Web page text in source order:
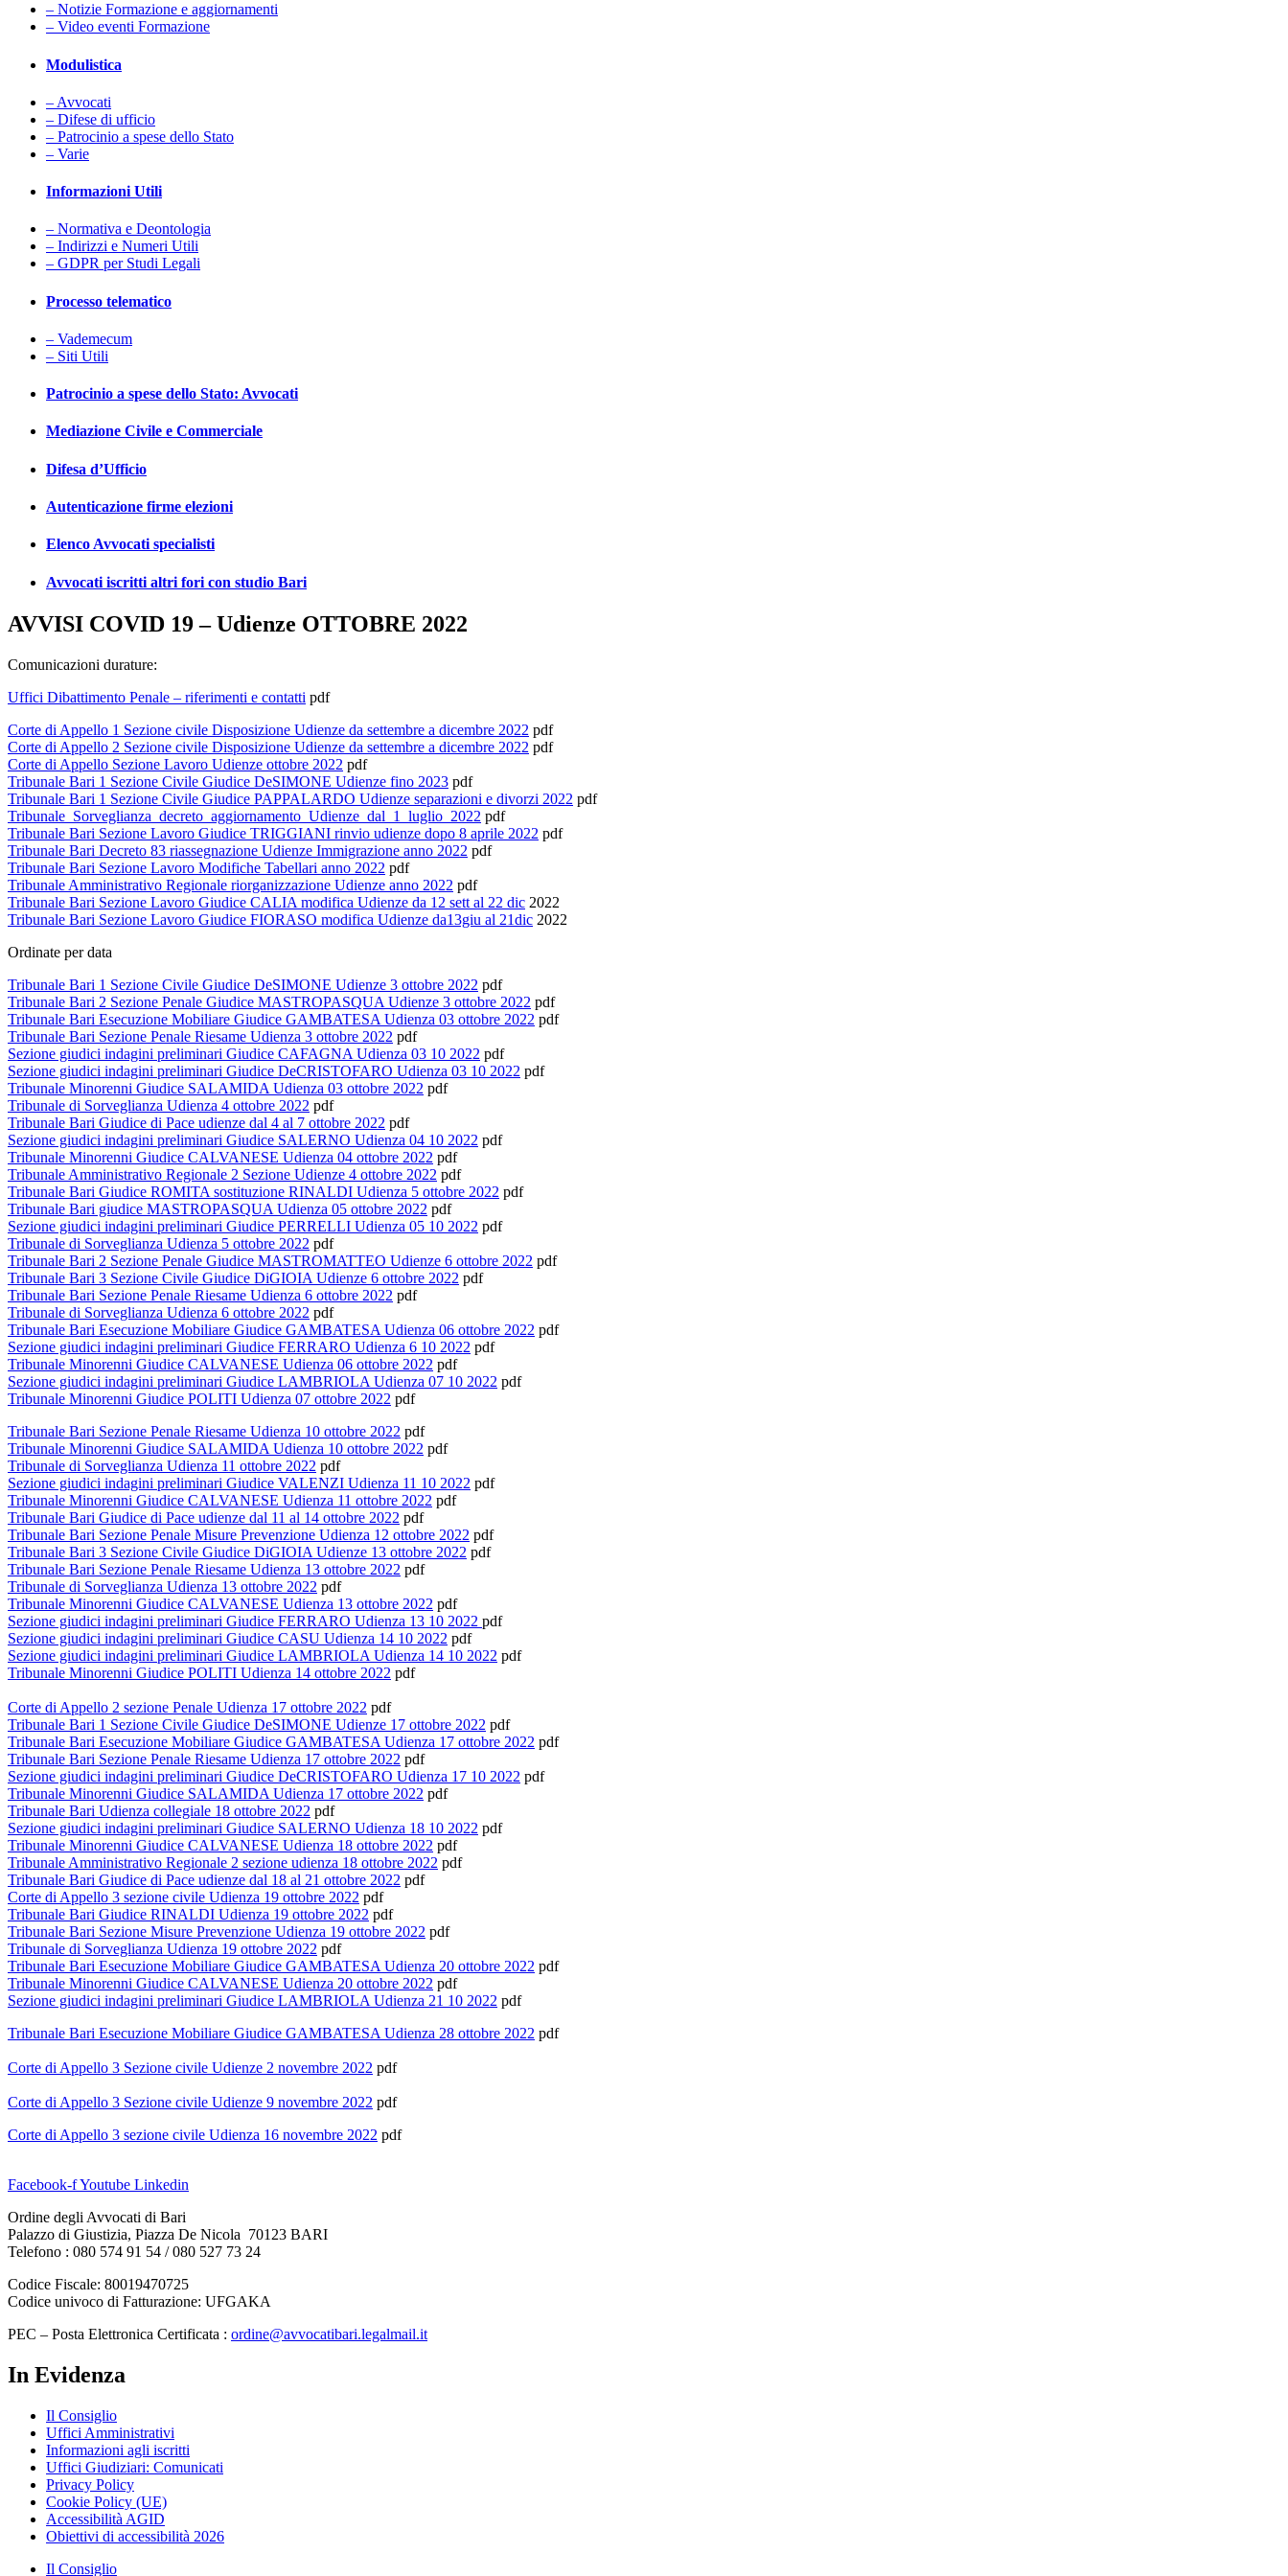
– Notizie Formazione e aggiornamenti
– Video eventi Formazione
Modulistica
– Avvocati
– Difese di ufficio
– Patrocinio a spese dello Stato
– Varie
Informazioni Utili
– Normativa e Deontologia
– Indirizzi e Numeri Utili
– GDPR per Studi Legali
Processo telematico
– Vademecum
– Siti Utili
Patrocinio a spese dello Stato: Avvocati
Mediazione Civile e Commerciale
Difesa d’Ufficio
Autenticazione firme elezioni
Elenco Avvocati specialisti
Avvocati iscritti altri fori con studio Bari
AVVISI COVID 19 – Udienze OTTOBRE 2022
Comunicazioni durature:
Uffici Dibattimento Penale – riferimenti e contatti pdf
Corte di Appello 1 Sezione civile Disposizione Udienze da settembre a dicembre 2022 pdf
Corte di Appello 2 Sezione civile Disposizione Udienze da settembre a dicembre 2022 pdf
Corte di Appello Sezione Lavoro Udienze ottobre 2022 pdf
Tribunale Bari 1 Sezione Civile Giudice DeSIMONE Udienze fino 2023 pdf
Tribunale Bari 1 Sezione Civile Giudice PAPPALARDO Udienze separazioni e divorzi 2022 pdf
Tribunale_Sorveglianza_decreto_aggiornamento_Udienze_dal_1_luglio_2022 pdf
Tribunale Bari Sezione Lavoro Giudice TRIGGIANI rinvio udienze dopo 8 aprile 2022 pdf
Tribunale Bari Decreto 83 riassegnazione Udienze Immigrazione anno 2022 pdf
Tribunale Bari Sezione Lavoro Modifiche Tabellari anno 2022 pdf
Tribunale Amministrativo Regionale riorganizzazione Udienze anno 2022 pdf
Tribunale Bari Sezione Lavoro Giudice CALIA modifica Udienze da 12 sett al 22 dic 2022
Tribunale Bari Sezione Lavoro Giudice FIORASO modifica Udienze da13giu al 21dic 2022
Ordinate per data
Tribunale Bari 1 Sezione Civile Giudice DeSIMONE Udienze 3 ottobre 2022 pdf
Tribunale Bari 2 Sezione Penale Giudice MASTROPASQUA Udienze 3 ottobre 2022 pdf
Tribunale Bari Esecuzione Mobiliare Giudice GAMBATESA Udienza 03 ottobre 2022 pdf
Tribunale Bari Sezione Penale Riesame Udienza 3 ottobre 2022 pdf
Sezione giudici indagini preliminari Giudice CAFAGNA Udienza 03 10 2022 pdf
Sezione giudici indagini preliminari Giudice DeCRISTOFARO Udienza 03 10 2022 pdf
Tribunale Minorenni Giudice SALAMIDA Udienza 03 ottobre 2022 pdf
Tribunale di Sorveglianza Udienza 4 ottobre 2022 pdf
Tribunale Bari Giudice di Pace udienze dal 4 al 7 ottobre 2022 pdf
Sezione giudici indagini preliminari Giudice SALERNO Udienza 04 10 2022 pdf
Tribunale Minorenni Giudice CALVANESE Udienza 04 ottobre 2022 pdf
Tribunale Amministrativo Regionale 2 Sezione Udienze 4 ottobre 2022 pdf
Tribunale Bari Giudice ROMITA sostituzione RINALDI Udienza 5 ottobre 2022 pdf
Tribunale Bari giudice MASTROPASQUA Udienza 05 ottobre 2022 pdf
Sezione giudici indagini preliminari Giudice PERRELLI Udienza 05 10 2022 pdf
Tribunale di Sorveglianza Udienza 5 ottobre 2022 pdf
Tribunale Bari 2 Sezione Penale Giudice MASTROMATTEO Udienze 6 ottobre 2022 pdf
Tribunale Bari 3 Sezione Civile Giudice DiGIOIA Udienze 6 ottobre 2022 pdf
Tribunale Bari Sezione Penale Riesame Udienza 6 ottobre 2022 pdf
Tribunale di Sorveglianza Udienza 6 ottobre 2022 pdf
Tribunale Bari Esecuzione Mobiliare Giudice GAMBATESA Udienza 06 ottobre 2022 pdf
Sezione giudici indagini preliminari Giudice FERRARO Udienza 6 10 2022 pdf
Tribunale Minorenni Giudice CALVANESE Udienza 06 ottobre 2022 pdf
Sezione giudici indagini preliminari Giudice LAMBRIOLA Udienza 07 10 2022 pdf
Tribunale Minorenni Giudice POLITI Udienza 07 ottobre 2022 pdf
Tribunale Bari Sezione Penale Riesame Udienza 10 ottobre 2022 pdf
Tribunale Minorenni Giudice SALAMIDA Udienza 10 ottobre 2022 pdf
Tribunale di Sorveglianza Udienza 11 ottobre 2022 pdf
Sezione giudici indagini preliminari Giudice VALENZI Udienza 11 10 2022 pdf
Tribunale Minorenni Giudice CALVANESE Udienza 11 ottobre 2022 pdf
Tribunale Bari Giudice di Pace udienze dal 11 al 14 ottobre 2022 pdf
Tribunale Bari Sezione Penale Misure Prevenzione Udienza 12 ottobre 2022 pdf
Tribunale Bari 3 Sezione Civile Giudice DiGIOIA Udienze 13 ottobre 2022 pdf
Tribunale Bari Sezione Penale Riesame Udienza 13 ottobre 2022 pdf
Tribunale di Sorveglianza Udienza 13 ottobre 2022 pdf
Tribunale Minorenni Giudice CALVANESE Udienza 13 ottobre 2022 pdf
Sezione giudici indagini preliminari Giudice FERRARO Udienza 13 10 2022 pdf
Sezione giudici indagini preliminari Giudice CASU Udienza 14 10 2022 pdf
Sezione giudici indagini preliminari Giudice LAMBRIOLA Udienza 14 10 2022 pdf
Tribunale Minorenni Giudice POLITI Udienza 14 ottobre 2022 pdf
Corte di Appello 2 sezione Penale Udienza 17 ottobre 2022 pdf
Tribunale Bari 1 Sezione Civile Giudice DeSIMONE Udienze 17 ottobre 2022 pdf
Tribunale Bari Esecuzione Mobiliare Giudice GAMBATESA Udienza 17 ottobre 2022 pdf
Tribunale Bari Sezione Penale Riesame Udienza 17 ottobre 2022 pdf
Sezione giudici indagini preliminari Giudice DeCRISTOFARO Udienza 17 10 2022 pdf
Tribunale Minorenni Giudice SALAMIDA Udienza 17 ottobre 2022 pdf
Tribunale Bari Udienza collegiale 18 ottobre 2022 pdf
Sezione giudici indagini preliminari Giudice SALERNO Udienza 18 10 2022 pdf
Tribunale Minorenni Giudice CALVANESE Udienza 18 ottobre 2022 pdf
Tribunale Amministrativo Regionale 2 sezione udienza 18 ottobre 2022 pdf
Tribunale Bari Giudice di Pace udienze dal 18 al 21 ottobre 2022 pdf
Corte di Appello 3 sezione civile Udienza 19 ottobre 2022 pdf
Tribunale Bari Giudice RINALDI Udienza 19 ottobre 2022 pdf
Tribunale Bari Sezione Misure Prevenzione Udienza 19 ottobre 2022 pdf
Tribunale di Sorveglianza Udienza 19 ottobre 2022 pdf
Tribunale Bari Esecuzione Mobiliare Giudice GAMBATESA Udienza 20 ottobre 2022 pdf
Tribunale Minorenni Giudice CALVANESE Udienza 20 ottobre 2022 pdf
Sezione giudici indagini preliminari Giudice LAMBRIOLA Udienza 21 10 2022 pdf
Tribunale Bari Esecuzione Mobiliare Giudice GAMBATESA Udienza 28 ottobre 2022 pdf
Corte di Appello 3 Sezione civile Udienze 2 novembre 2022 pdf
Corte di Appello 3 Sezione civile Udienze 9 novembre 2022 pdf
Corte di Appello 3 sezione civile Udienza 16 novembre 2022 pdf
Facebook-fYoutube Linkedin
Ordine degli Avvocati di Bari
Palazzo di Giustizia, Piazza De Nicola 70123 BARI
Telefono : 080 574 91 54 / 080 527 73 24
Codice Fiscale: 80019470725
Codice univoco di Fatturazione: UFGAKA
PEC – Posta Elettronica Certificata : ordine@avvocatibari.legalmail.it
In Evidenza
Il Consiglio
Uffici Amministrativi
Informazioni agli iscritti
Uffici Giudiziari: Comunicati
Privacy Policy
Cookie Policy (UE)
Accessibilità AGID
Obiettivi di accessibilità 2026
Il Consiglio